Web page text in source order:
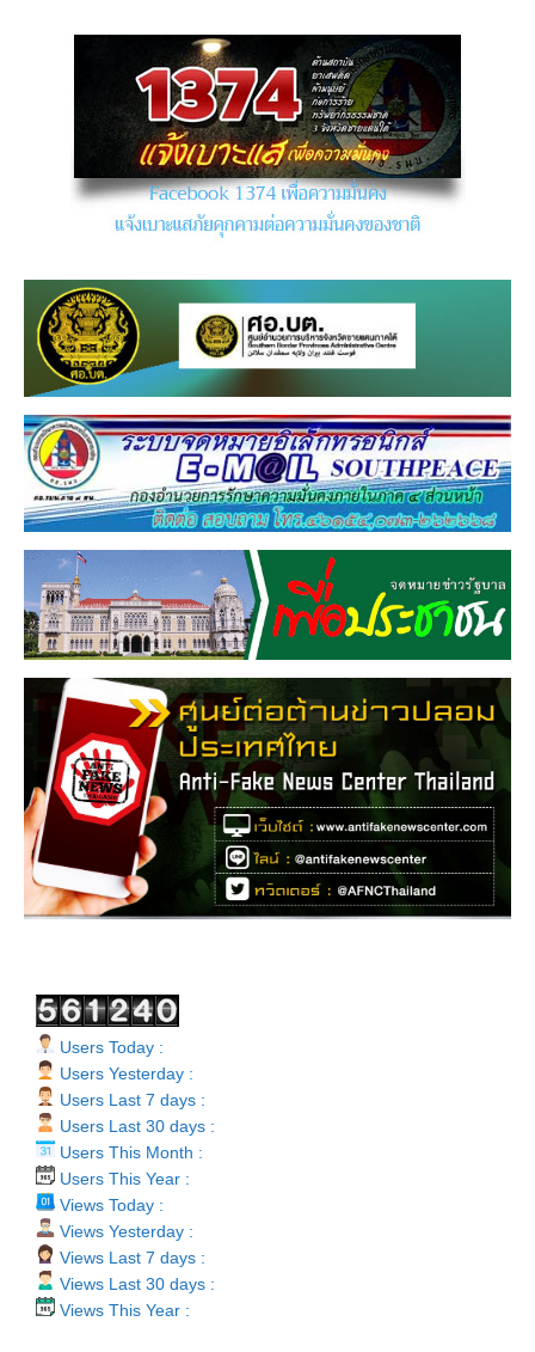
Users Today :
Users Yesterday :
Users Last 7 days :
Users Last 30 days :
Users This Month :
Users This Year :
Views Today :
Views Yesterday :
Views Last 7 days :
Views Last 30 days :
Views This Year :